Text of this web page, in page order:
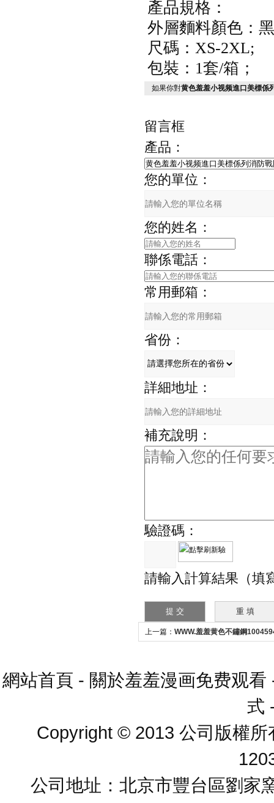
產品規格：
外層麵料顏色：
尺碼：XS-2XL;
包裝：1套/箱；
如果你對黄色羞羞小视频進口美標係
留言框
產品：
您的單位：
您的姓名：
聯係電話：
常用郵箱：
省份：
詳細地址：
補充說明：
驗證碼：
請輸入計算結果（填
上一篇： WWW.羞羞黄色不鏽鋼
網站首頁 - 關於羞羞漫画免费观看
式
Copyright © 2013 公司版權
公司地址：北京市豐台區劉